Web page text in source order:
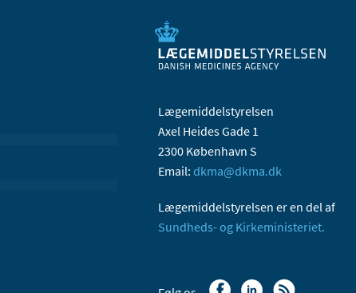
Lægemiddelstyrelsen
Axel Heides Gade 1
2300 København S
Email: dkma@dkma.dk
Lægemiddelstyrelsen er en del af
Sundheds- og Kirkeministeriet.